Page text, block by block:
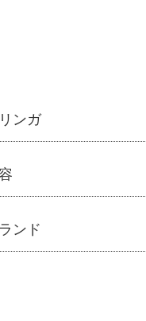
ンガ
ンガ
説 モリンガとは
発酵モリンガ
リンガブライト化粧品
リジナルスキンケア
ンド